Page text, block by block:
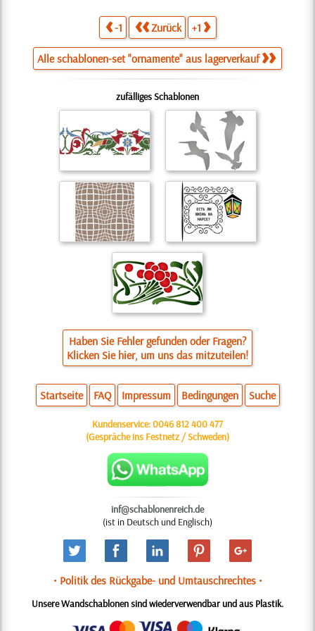
-1 Zurück +1
Alle schablonen-set "ornamente" aus lagerverkauf
zufälliges Schablonen
Haben Sie Fehler gefunden oder Fragen?
Klicken Sie hier, um uns das mitzuteilen!
Startseite FAQ Impressum Bedingungen Suche
Kundenservice:0046 812 400 477
(Gespräche ins Festnetz / Schweden)
inf@schablonenreich.de
(ist in Deutsch und Englisch)
• Politik des Rückgabe- und Umtauschrechtes •
Unsere Wandschablonen sind wiederverwendbar und aus Plastik.